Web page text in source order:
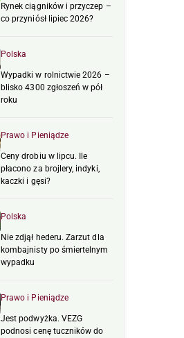
Rynek ciągników i przyczep –
co przyniósł lipiec 2026?
Polska
Wypadki w rolnictwie 2026 –
blisko 4300 zgłoszeń w pół
roku
Prawo i Pieniądze
Ceny drobiu w lipcu. Ile
płacono za brojlery, indyki,
kaczki i gęsi?
Polska
Nie zdjął hederu. Zarzut dla
kombajnisty po śmiertelnym
wypadku
Prawo i Pieniądze
Jest podwyżka. VEZG
podnosi cenę tuczników do